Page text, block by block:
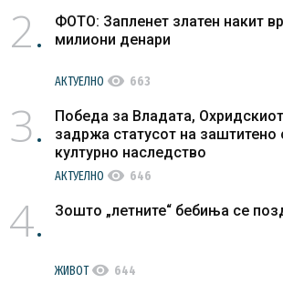
2
ФОТО: Запленет златен накит
милиони денари
АКТУЕЛНО visibility 663
3
Победа за Владата,
задржа статусот на заштитено
културно наследство
АКТУЕЛНО visibility 646
4 Зошто „летните“ бебиња се
ЖИВОТvisibility 644